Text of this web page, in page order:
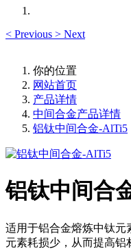
< Previous > Next
你的位置
网站首页
产品详情
中间合金产品详情
铝钛中间合金-AlTi5
铝钛中间合
适用于铝合金熔炼中钛元
元素耗损少，从而提高